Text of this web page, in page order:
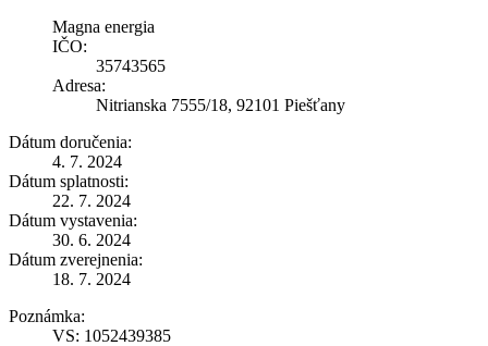
Magna energia
IČO:
35743565
Adresa:
Nitrianska 7555/18, 92101 Piešťany
Dátum doručenia:
4. 7. 2024
Dátum splatnosti:
22. 7. 2024
Dátum vystavenia:
30. 6. 2024
Dátum zverejnenia:
18. 7. 2024
Poznámka:
VS: 1052439385